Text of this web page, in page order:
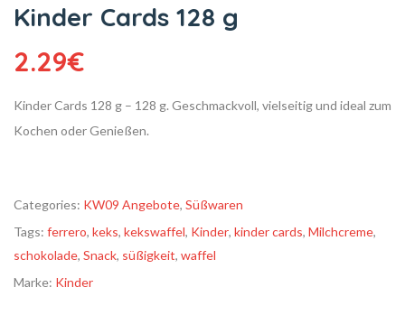
Kinder Cards 128 g
2.29€
Kinder Cards 128 g – 128 g. Geschmackvoll, vielseitig und ideal zum
Kochen oder Genießen.
Categories: KW09 Angebote, Süßwaren
Tags: ferrero, keks, kekswaffel, Kinder, kinder cards, Milchcreme,
schokolade, Snack, süßigkeit, waffel
Marke: Kinder